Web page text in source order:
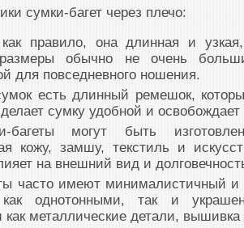
сумки-багет через плечо:
правило, она длинная и
обычно не очень
для повседневного ношения.
есть длинный ремешок,
сумку удобной и освобождает
багеты могут быть
кожу, замшу, текстиль и
на внешний вид и
часто имеют минималистичный и
однотонными, так и
металлические детали,